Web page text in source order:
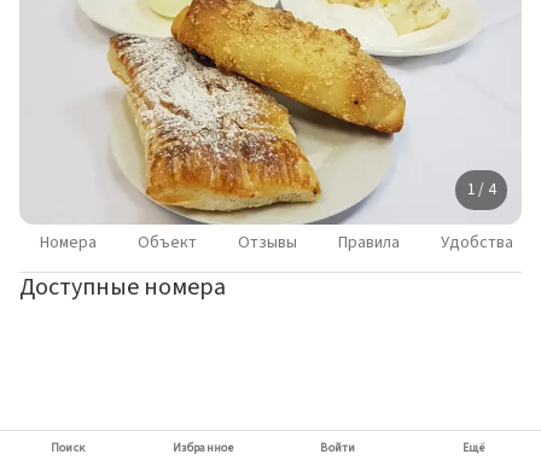
1 / 4
Номера Объект Отзывы Правила Удобства
Доступные номера
Поиск Избранное Войти Ещё